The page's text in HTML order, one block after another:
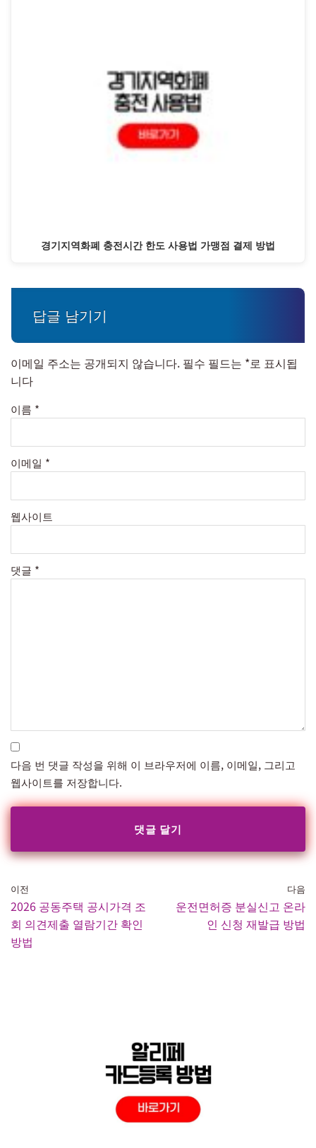
경기지역화폐 충전시간 한도 사용법 가맹점 결제 방법
답글 남기기
이메일 주소는 공개되지 않습니다. 필수 필드는 *로 표시됩
니다
이름 *
이메일 *
웹사이트
댓글 *
다음 번 댓글 작성을 위해 이 브라우저에 이름, 이메일, 그리고
웹사이트를 저장합니다.
이전
2026 공동주택 공시가격 조
회 의견제출 열람기간 확인
방법
다음
운전면허증 분실신고 온라
인 신청 재발급 방법